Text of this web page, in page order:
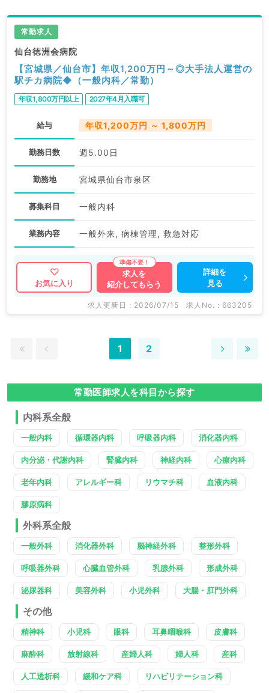
常勤求人
仙台徳洲会病院
【宮城県／仙台市】年収1,200万円～◎大手法人運営の
駅チカ病院◆（一般内科／常勤）
年収1,800万円以上 2027年4月入職可
給与 年収1,200万円 ～ 1,800万円
勤務日数 週5.00日
勤務地 宮城県仙台市泉区
募集科目 一般内科
業務内容 一般外来, 病棟管理, 救急対応
お気に入り
求人を
紹介してもらう
詳細を
見る
求人更新日 : 2026/07/15 求人No. : 663205
1 2
常勤医師求人を科目から探す
内科系全般
一般内科 循環器内科 呼吸器内科 消化器内科
内分泌・代謝内科 腎臓内科 神経内科 心療内科
老年内科 アレルギー科 リウマチ科 血液内科
膠原病科
外科系全般
一般外科 消化器外科 脳神経外科 整形外科
呼吸器外科 心臓血管外科 乳腺外科 形成外科
泌尿器科 美容外科 小児外科 大腸・肛門外科
その他
精神科 小児科 眼科 耳鼻咽喉科 皮膚科
麻酔科 放射線科 産婦人科 婦人科 産科
人工透析科 緩和ケア科 リハビリテーション科